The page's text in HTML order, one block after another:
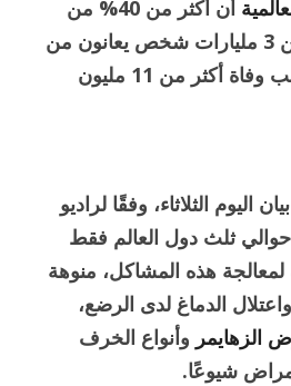
شخص
يعانون
من
اضطرابات
عصبية
أن أكثر من 40% من
سكان العالم أي أكثر من 3 مليارات شخص يعانون من
اضطرابات عصبية، بجانب وفاة أكثر من 11 مليون
الثلاثاء، وفقًا لراديو
ثلث دول العالم فقط
هذه المشاكل، منوهة
الدماغ لدى الرضع،
وأنواع الخرف
شيوعًا.